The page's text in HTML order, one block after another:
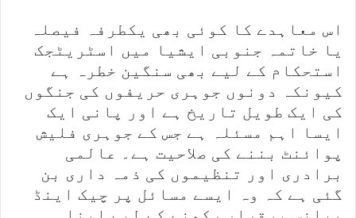
اس معاہدے کا کوئی بھی یکطرفہ فیصلہ
یا خاتمہ جنوبی ایشیا میں اسٹریٹجک
استحکام کے لیے بھی سنگین خطرہ ہے
کیونکہ دونوں جوہری حریفوں کی جنگوں
کی ایک طویل تاریخ ہے اور پانی ایک
ایسا اہم مسئلہ ہے جس کے جوہری فلیش
پوائنٹ بننے کی صلاحیت ہے۔ عالمی
برادری اور تنظیموں کی ذمہ داری بن
گئی ہے کہ وہ ایسے مسائل پر چیک اینڈ